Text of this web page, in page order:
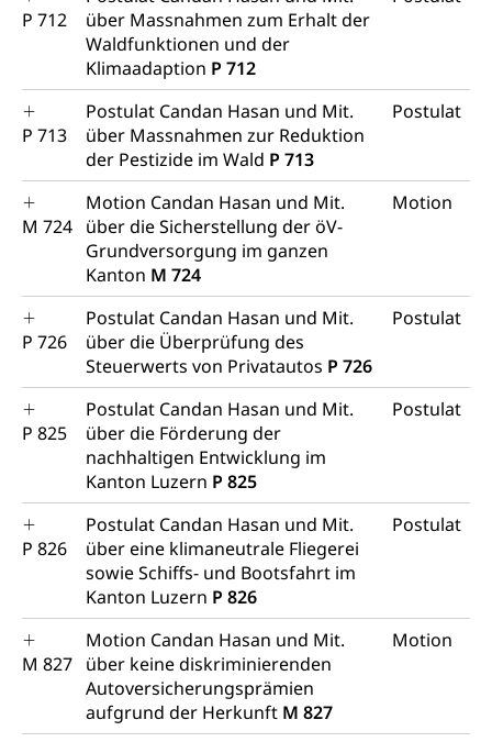
P 712
über Massnahmen zum Erhalt der
Waldfunktionen und der
Klimaadaption P 712
P 713
Postulat Candan Hasan und Mit.
über Massnahmen zur Reduktion
der Pestizide im Wald P 713
Postulat
M 724
Motion Candan Hasan und Mit.
über die Sicherstellung der öV-
Grundversorgung im ganzen
Kanton M 724
Motion
P 726
Postulat Candan Hasan und Mit.
über die Überprüfung des
Steuerwerts von Privatautos P 726
Postulat
P 825
Postulat Candan Hasan und Mit.
über die Förderung der
nachhaltigen Entwicklung im
Kanton Luzern P 825
Postulat
P 826
Postulat Candan Hasan und Mit.
über eine klimaneutrale Fliegerei
sowie Schiffs- und Bootsfahrt im
Kanton Luzern P 826
Postulat
M 827
Motion Candan Hasan und Mit.
über keine diskriminierenden
Autoversicherungsprämien
aufgrund der Herkunft M 827
Motion